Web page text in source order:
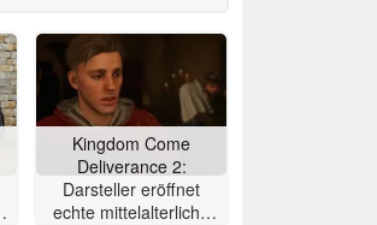
Kingdom Come
Deliverance 2:
Darsteller eröffnet
echte mittelalterliche